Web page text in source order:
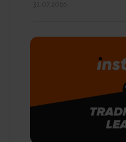
31.07.2026